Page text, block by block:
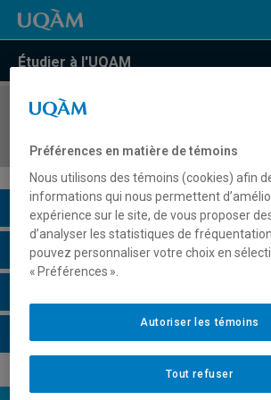
Étudier à l'UQAM
COURS//
Description du cours
Horaire - Été 2026
Préférences en matière de témoins
Nous utilisons des témoins (cookies) afin
informations qui nous permettent
expérience sur le site, de vous proposer
d’analyser les statistiques de
pouvez personnaliser votre choix en
« Préférences ».
Tout refuser
Autoriser les témoins